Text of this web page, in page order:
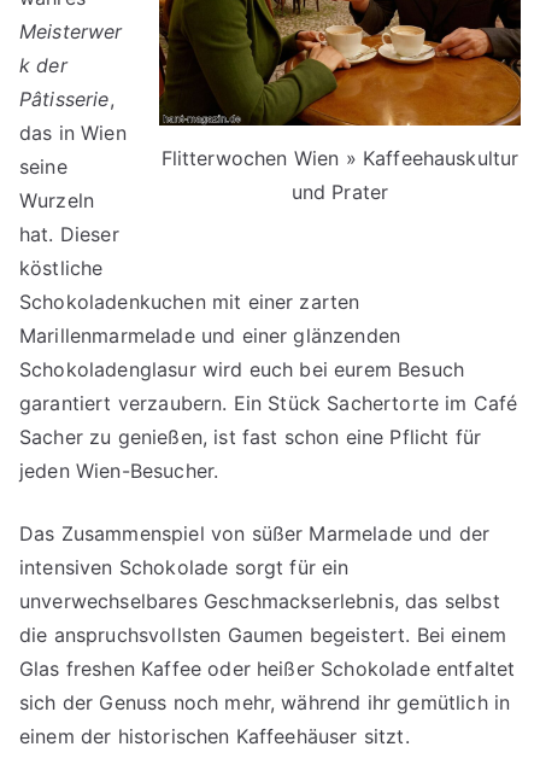
Flitterwochen Wien » Kaffeehauskultur
und Prater
Meisterwer
k der
Pâtisserie,
das in Wien
seine
Wurzeln
hat. Dieser
köstliche
Schokoladenkuchen mit einer zarten
Marillenmarmelade und einer glänzenden
Schokoladenglasur wird euch bei eurem Besuch
garantiert verzaubern. Ein Stück Sachertorte im Café
Sacher zu genießen, ist fast schon eine Pflicht für
jeden Wien-Besucher.
Das Zusammenspiel von süßer Marmelade und der
intensiven Schokolade sorgt für ein
unverwechselbares Geschmackserlebnis, das selbst
die anspruchsvollsten Gaumen begeistert. Bei einem
Glas freshen Kaffee oder heißer Schokolade entfaltet
sich der Genuss noch mehr, während ihr gemütlich in
einem der historischen Kaffeehäuser sitzt.